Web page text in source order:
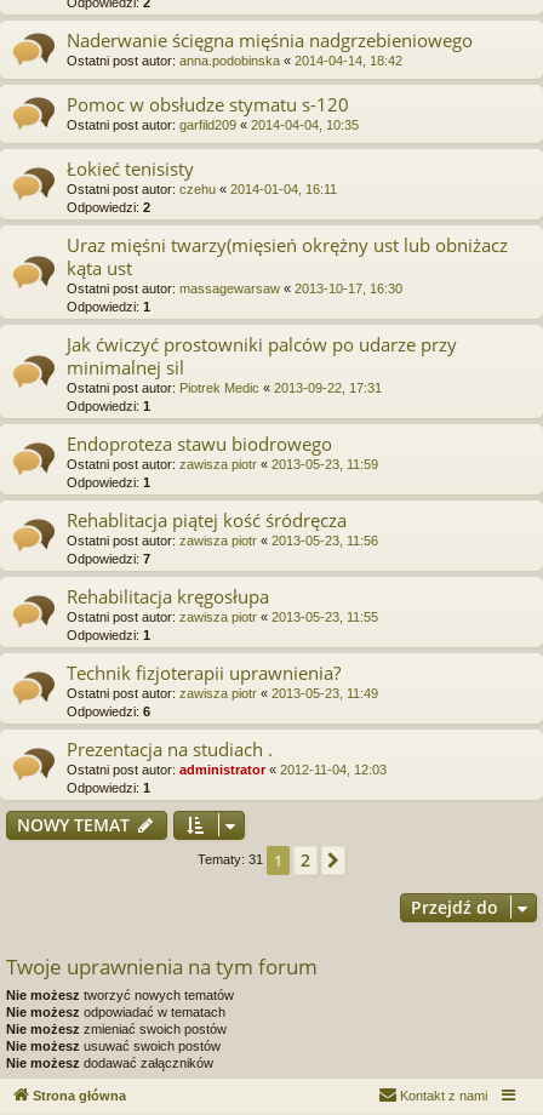
Naderwanie ścięgna mięśnia nadgrzebieniowego
Ostatni post autor: anna.podobinska « 2014-04-14, 18:42
Pomoc w obsłudze stymatu s-120
Ostatni post autor: garfild209 « 2014-04-04, 10:35
Łokieć tenisisty
Ostatni post autor: czehu « 2014-01-04, 16:11
Odpowiedzi: 2
Uraz mięśni twarzy(mięsień okrężny ust lub obniżacz
kąta ust
Ostatni post autor: massagewarsaw « 2013-10-17, 16:30
Odpowiedzi: 1
Jak ćwiczyć prostowniki palców po udarze przy
minimalnej sil
Ostatni post autor: Piotrek Medic « 2013-09-22, 17:31
Odpowiedzi: 1
Endoproteza stawu biodrowego
Ostatni post autor: zawisza piotr « 2013-05-23, 11:59
Odpowiedzi: 1
Rehablitacja piątej kość śródręcza
Ostatni post autor: zawisza piotr « 2013-05-23, 11:56
Odpowiedzi: 7
Rehabilitacja kręgosłupa
Ostatni post autor: zawisza piotr « 2013-05-23, 11:55
Odpowiedzi: 1
Technik fizjoterapii uprawnienia?
Ostatni post autor: zawisza piotr « 2013-05-23, 11:49
Odpowiedzi: 6
Prezentacja na studiach .
Ostatni post autor: administrator« 2012-11-04, 12:03
Odpowiedzi: 1
NOWY TEMAT
Tematy: 31 1 2
Przejdź do
Twoje uprawnienia na tym forum
Nie możesz tworzyć nowych tematów
Nie możesz odpowiadać w tematach
Nie możesz zmieniać swoich postów
Nie możesz usuwać swoich postów
Nie możesz dodawać załączników
Strona główna Kontakt z nami